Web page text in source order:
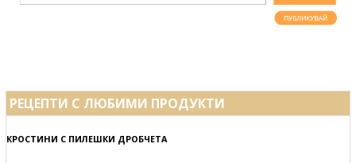
РЕЦЕПТИ С ЛЮБИМИ ПРОДУКТИ
КРОСТИНИ С ПИЛЕШКИ ДРОБЧЕТА